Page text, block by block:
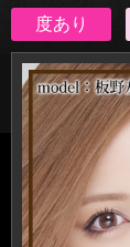
度あり